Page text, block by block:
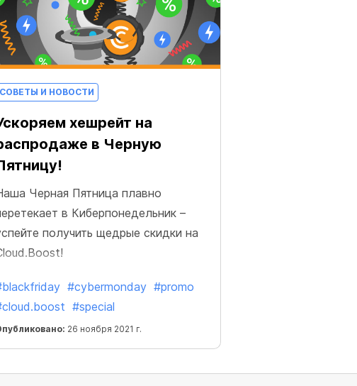
СОВЕТЫ И НОВОСТИ
хешрейт на
в Черную
Черная Пятница плавно
в Киберпонедельник –
получить щедрые скидки на
#cybermonday #promo
#special
26 ноября 2021 г.